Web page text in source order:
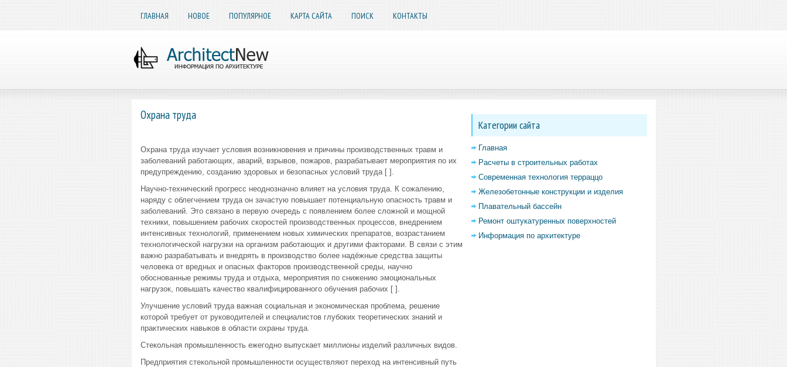
ГЛАВНАЯ НОВОЕ ПОПУЛЯРНОЕ КАРТА САЙТА ПОИСК КОНТАКТЫ
Охрана труда
Охрана труда изучает условия возникновения и причины производственных травм и
заболеваний работающих, аварий, взрывов, пожаров, разрабатывает мероприятия по их
предупреждению, созданию здоровых и безопасных условий труда [ ].
Научно-технический прогресс неоднозначно влияет на условия труда. К сожалению,
наряду с облегчением труда он зачастую повышает потенциальную опасность травм и
заболеваний. Это связано в первую очередь с появлением более сложной и мощной
техники, повышением рабочих скоростей производственных процессов, внедрением
интенсивных технологий, применением новых химических препаратов, возрастанием
технологической нагрузки на организм работающих и другими факторами. В связи с этим
важно разрабатывать и внедрять в производство более надёжные средства защиты
человека от вредных и опасных факторов производственной среды, научно
обоснованные режимы труда и отдыха, мероприятия по снижению эмоциональных
нагрузок, повышать качество квалифицированного обучения рабочих [ ].
Улучшение условий труда важная социальная и экономическая проблема, решение
которой требует от руководителей и специалистов глубоких теоретических знаний и
практических навыков в области охраны труда.
Стекольная промышленность ежегодно выпускает миллионы изделий различных видов.
Предприятия стекольной промышленности осуществляют переход на интенсивный путь
Категории сайта
Главная
Расчеты в строительных работах
Современная технология терраццо
Железобетонные конструкции и изделия
Плавательный бассейн
Ремонт оштукатуренных поверхностей
Информация по архитектуре